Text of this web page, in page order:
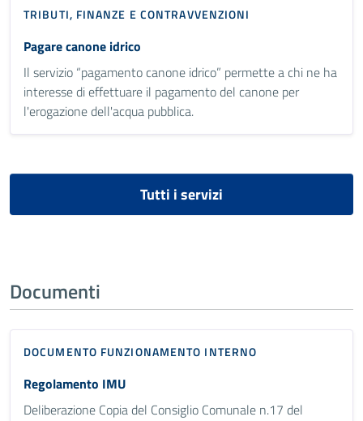
TRIBUTI, FINANZE E CONTRAVVENZIONI
Pagare canone idrico
Il servizio “pagamento canone idrico” permette a chi ne ha
interesse di effettuare il pagamento del canone per
l'erogazione dell'acqua pubblica.
Tutti i servizi
Documenti
DOCUMENTO FUNZIONAMENTO INTERNO
Regolamento IMU
Deliberazione Copia del Consiglio Comunale n.17 del